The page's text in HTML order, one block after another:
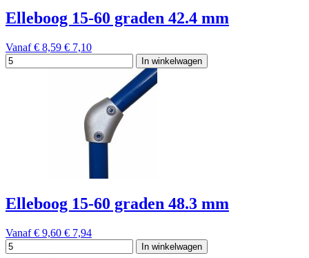
Elleboog 15-60 graden 42.4 mm
Vanaf € 8,59 € 7,10
In winkelwagen
Elleboog 15-60 graden 48.3 mm
Vanaf € 9,60 € 7,94
In winkelwagen